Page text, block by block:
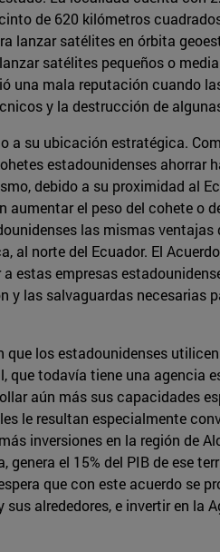
de 620 kilómetros
lanzar satélites en órbita
satélites pequeños o
mala reputación cuando
y la destrucción de
a su ubicación estratégica.
estadounidenses
debido a su proximidad al
aumentar el peso del cohete
las mismas
al norte del Ecuador. El
estas empresas
las salvaguardas necesarias
que los estadounidenses
que todavía tiene una
aún más sus capacidades
le resultan especialmente
inversiones en la región de
genera el 15% del PIB de ese
que con este acuerdo se
alrededores, e invertir en la